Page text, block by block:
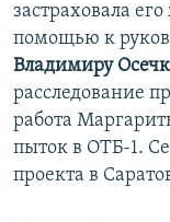
застраховала
помощью к
Владимиру
расследование
работа
пыток в ОТБ-1.
проекта в